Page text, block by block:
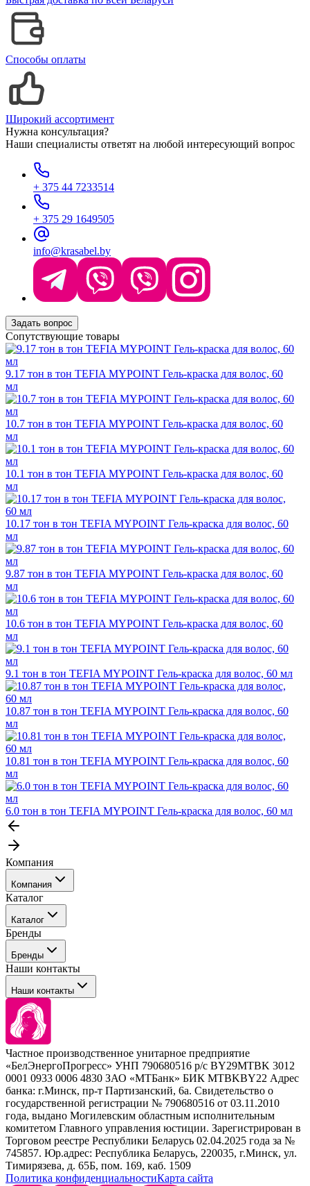
Способы оплаты
Широкий ассортимент
Нужна консультация?
Наши специалисты ответят на любой интересующий вопрос
+ 375 44 7233514
+ 375 29 1649505
info@krasabel.by
Задать вопрос
Сопутствующие товары
9.17 тон в тон TEFIA MYPOINT Гель-краска для волос, 60
мл
10.7 тон в тон TEFIA MYPOINT Гель-краска для волос, 60
мл
10.1 тон в тон TEFIA MYPOINT Гель-краска для волос, 60
мл
10.17 тон в тон TEFIA MYPOINT Гель-краска для волос, 60
мл
9.87 тон в тон TEFIA MYPOINT Гель-краска для волос, 60
мл
10.6 тон в тон TEFIA MYPOINT Гель-краска для волос, 60
мл
9.1 тон в тон TEFIA MYPOINT Гель-краска для волос, 60 мл
10.87 тон в тон TEFIA MYPOINT Гель-краска для волос, 60
мл
10.81 тон в тон TEFIA MYPOINT Гель-краска для волос, 60
мл
6.0 тон в тон TEFIA MYPOINT Гель-краска для волос, 60 мл
Компания
Компания
События
Покупателю
Каталог
Каталог
Профессиональные средства для окрашивания волос
Сервисные средства
Уход
Стайлинг
Брови и ресницы
Барберинг
Наборы
Расходные материалы
Бренды
Бренды
Tefia
Concept
Kezy
Barex
Sim Sensitive
Kebren
Selective Professional
White Line
Наши контакты
Наши контакты
+ 375 44 7233514
+ 375 29 1649505
info@krasabel.by
Офис: г. Минск, ул. Тимирязева 65Б, офис 1509
Склад: г. Минск, ул. Домбровская, 15
Частное производственное унитарное предприятие
«БелЭнергоПрогресс» УНП 790680516 р/с BY29MTBK 3012
0001 0933 0006 4830 ЗАО «МТБанк» БИК MTBKBY22 Адрес
банка: г.Минск, пр-т Партизанский, 6а. Свидетельство о
государственной регистрации № 790680516 от 03.11.2010
года, выдано Могилевским областным исполнительным
комитетом Главного управления юстиции. Зарегистрирован в
Торговом реестре Республики Беларусь 02.04.2025 года за №
745857. Юр.адрес: Республика Беларусь, 220035, г.Минск, ул.
Тимирязева, д. 65Б, пом. 169, каб. 1509
Политика конфиденциальностиКарта сайта